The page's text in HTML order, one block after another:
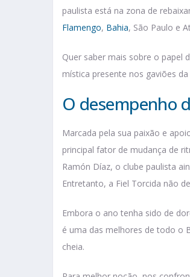
paulista está na zona de
Flamengo, Bahia, São Paulo e
Quer saber mais sobre o papel
mística presente nos gaviões
O desempenho
Marcada pela sua paixão e
principal fator de mudança de
Ramón Díaz, o clube paulista
Entretanto, a Fiel Torcida não
Embora o ano tenha sido de
é uma das melhores de todo o
cheia.